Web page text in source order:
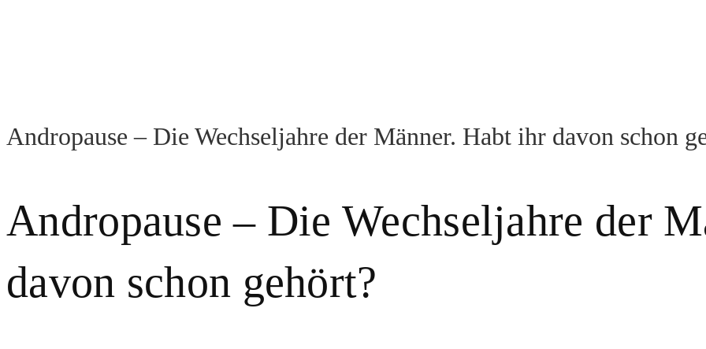
Andropause – Die Wechseljahre der Männer. Habt ihr davon schon
Andropause – Die Wechseljahre der
davon schon gehört?